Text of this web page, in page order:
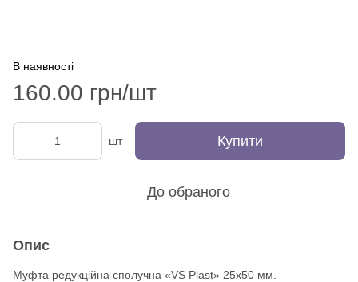
В наявності
160.00 грн/шт
шт Купити
До обраного
Опис
Муфта редукційна сполучна «VS Plast» 25х50 мм.